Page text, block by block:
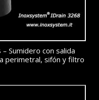
Sumidero con salida
perimetral, sifón y filtro